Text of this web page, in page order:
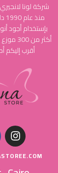
شركة لونا
بإستخدام أجود
أكثر
أقرب إليكم